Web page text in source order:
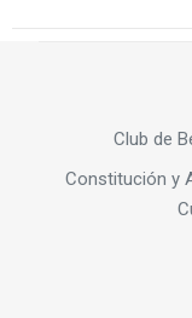
Club de
Constitución y